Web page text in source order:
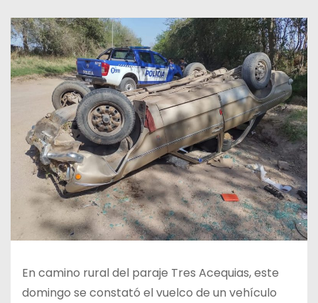
En camino rural del paraje Tres Acequias, este
domingo se constató el vuelco de un vehículo